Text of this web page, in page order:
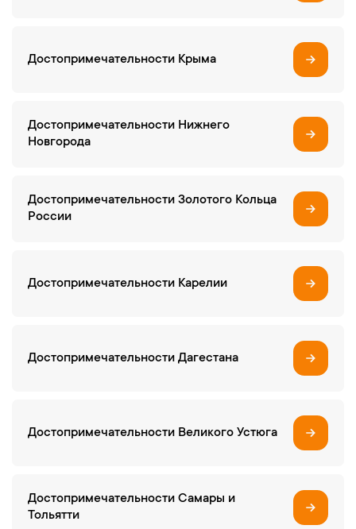
Достопримечательности Крыма
Достопримечательности Нижнего
Новгорода
Достопримечательности Золотого Кольца
России
Достопримечательности Карелии
Достопримечательности Дагестана
Достопримечательности Великого Устюга
Достопримечательности Самары и
Тольятти